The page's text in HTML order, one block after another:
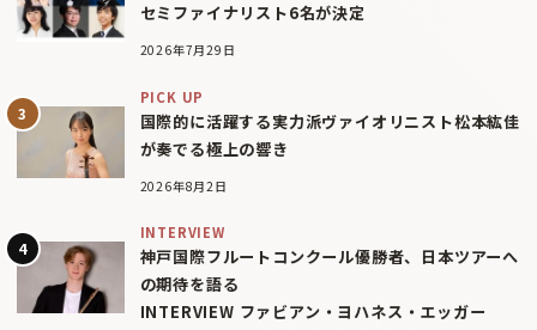
セミファイナリスト6名が決定
2026年7月29日
PICK UP
国際的に活躍する実力派ヴァイオリニスト松本紘佳
が奏でる極上の響き
2026年8月2日
INTERVIEW
神戸国際フルートコンクール優勝者、日本ツアーへ
の期待を語る
INTERVIEW ファビアン・ヨハネス・エッガー